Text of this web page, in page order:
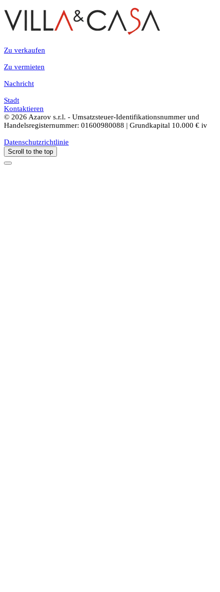
Zu verkaufen
Zu vermieten
Nachricht
Stadt
Kontaktieren
© 2026 Azarov s.r.l. - Umsatzsteuer-Identifikationsnummer und
Handelsregisternummer: 01600980088 | Grundkapital 10.000 € iv
Datenschutzrichtlinie
Scroll to the top